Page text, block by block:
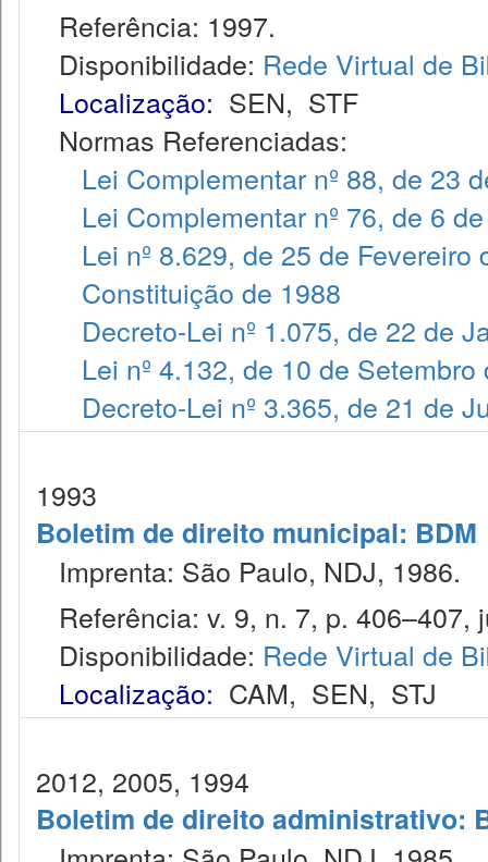
Referência: 1997.
Disponibilidade: Rede Virtual de
Localização: SEN, STF
Normas Referenciadas:
Lei Complementar nº 88, de 23
Lei Complementar nº 76, de 6
Lei nº 8.629, de 25 de Fevereiro
Constituição de 1988
Decreto-Lei nº 1.075, de 22 de
Lei nº 4.132, de 10 de Setembro
Decreto-Lei nº 3.365, de 21 de
1993
Boletim de direito municipal: BDM
Imprenta: São Paulo, NDJ, 1986.
Referência: v. 9, n. 7, p. 406–407,
Disponibilidade: Rede Virtual de
Localização: CAM, SEN, STJ
2012, 2005, 1994
Boletim de direito administrativo: